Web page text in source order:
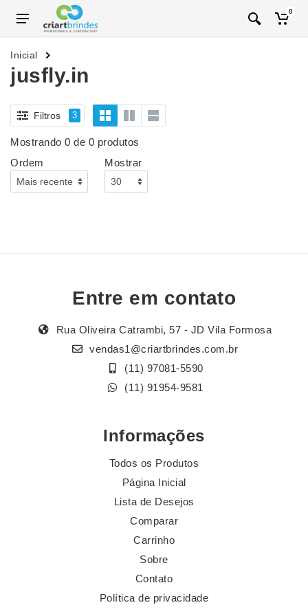
0
Inicial
jusfly.in
Filtros 3
Mostrando 0 de 0 produtos
Ordem
Mostrar
Entre em contato
Rua Oliveira Catrambi, 57 - JD Vila Formosa
vendas1@criartbrindes.com.br
(11) 97081-5590
(11) 91954-9581
Informações
Todos os Produtos
Página Inicial
Lista de Desejos
Comparar
Carrinho
Sobre
Contato
Política de privacidade